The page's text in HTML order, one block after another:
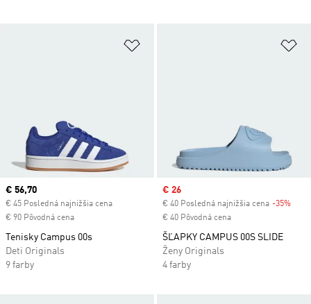
Pridať do zoznamu želaných
Current price
€ 56,70
€ 45 Posledná najnižšia cena
€ 90 Pôvodná cena
Tenisky Campus 00s
Deti Originals
9 farby
Sale price
€ 26
€ 40 Posledná najnižšia cena -35%
€ 40 Pôvodná cena
ŠĽAPKY CAMPUS 00S SLIDE
Ženy Originals
4 farby